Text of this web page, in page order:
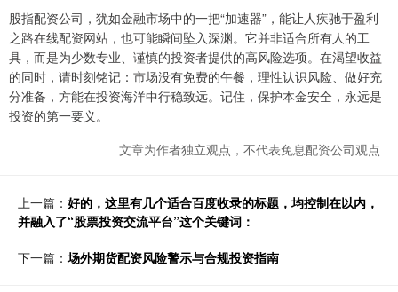
股指配资公司，犹如金融市场中的一把“加速器”，能让人疾驰于盈利
之路在线配资网站，也可能瞬间坠入深渊。它并非适合所有人的工
具，而是为少数专业、谨慎的投资者提供的高风险选项。在渴望收益
的同时，请时刻铭记：市场没有免费的午餐，理性认识风险、做好充
分准备，方能在投资海洋中行稳致远。记住，保护本金安全，永远是
投资的第一要义。
文章为作者独立观点，不代表免息配资公司观点
上一篇： 好的，这里有几个适合百度收录的标题，均控制在以内，
并融入了“股票投资交流平台”这个关键词：
下一篇：场外期货配资风险警示与合规投资指南